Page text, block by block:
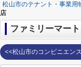
松山市のテナント・事業用
店
ファミリーマー
<<松山市のコンビニエン